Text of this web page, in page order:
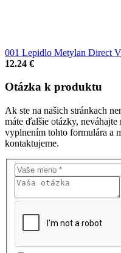
001 Lepidlo Metylan Direct
12.24 €
Otázka k produktu
Ak ste na našich stránkach
máte ďalšie otázky,
vyplnením tohto formulára a
kontaktujeme.